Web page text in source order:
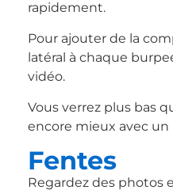
rapidement.
Pour ajouter de la
latéral à chaque
vidéo.
Vous verrez plus bas
encore mieux avec un
Fentes
Regardez des photos